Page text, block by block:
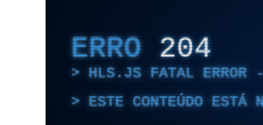
ERRO 204
HLS.JS FATAL ERROR -
ESTE CONTEÚDO ESTÁ